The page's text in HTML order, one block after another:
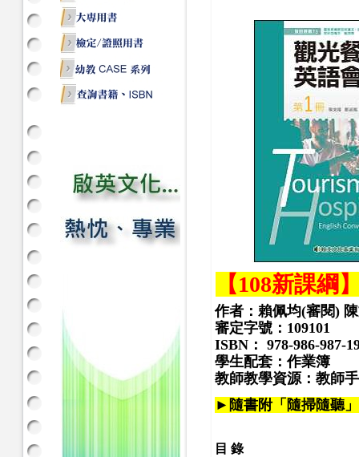
【108新課綱
作者：賴佩均(審閱)
審定字號： 109101
ISBN： 978-986-987-
學生配套：作業簿
教師教學資源：教師
►隨書附「隨掃隨聽
目 錄